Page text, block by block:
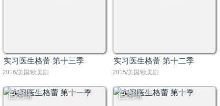
实习医生格蕾 第十三季
2016/美国/欧美剧
实习医生格蕾 第十二季
2015/美国/欧美剧
已完结 已完结